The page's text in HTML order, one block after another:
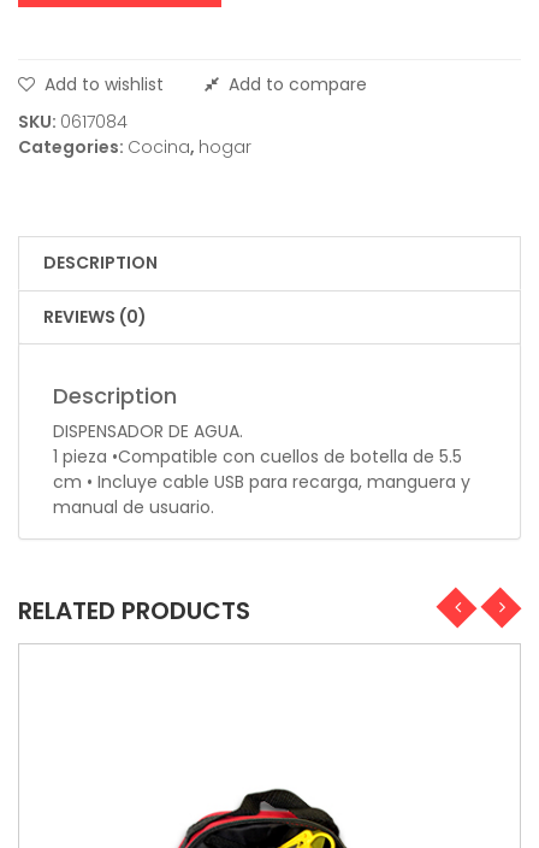
Add to wishlist
Add to compare
SKU: 0617084
Categories: Cocina, hogar
DESCRIPTION
REVIEWS (0)
Description
DISPENSADOR DE AGUA.
1 pieza •Compatible con cuellos de botella de 5.5
cm • Incluye cable USB para recarga, manguera y
manual de usuario.
RELATED PRODUCTS